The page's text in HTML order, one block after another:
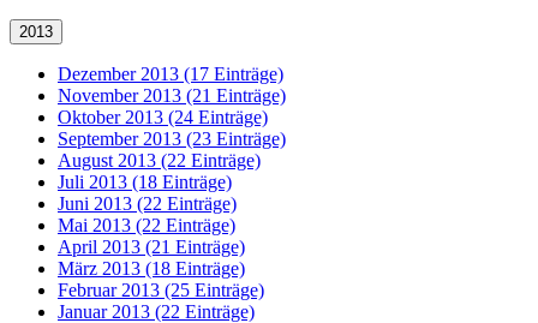
2013
Dezember 2013 (17 Einträge)
November 2013 (21 Einträge)
Oktober 2013 (24 Einträge)
September 2013 (23 Einträge)
August 2013 (22 Einträge)
Juli 2013 (18 Einträge)
Juni 2013 (22 Einträge)
Mai 2013 (22 Einträge)
April 2013 (21 Einträge)
März 2013 (18 Einträge)
Februar 2013 (25 Einträge)
Januar 2013 (22 Einträge)